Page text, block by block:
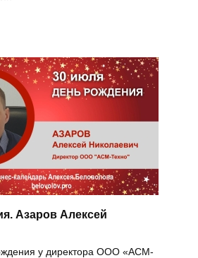
Азаров Алексей
у директора ООО «АСМ-